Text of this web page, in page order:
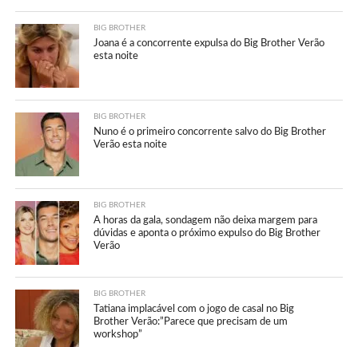
BIG BROTHER
Joana é a concorrente expulsa do Big Brother Verão
esta noite
BIG BROTHER
Nuno é o primeiro concorrente salvo do Big Brother
Verão esta noite
BIG BROTHER
A horas da gala, sondagem não deixa margem para
dúvidas e aponta o próximo expulso do Big Brother
Verão
BIG BROTHER
Tatiana implacável com o jogo de casal no Big
Brother Verão:”Parece que precisam de um
workshop”